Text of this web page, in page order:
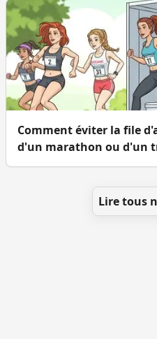
Comment éviter la file
d'un marathon ou d'un
Lire tous